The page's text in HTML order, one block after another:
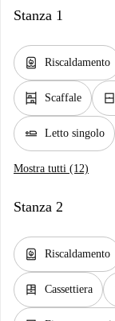
Stanza 1
water_heater Riscaldamento
shelves Scaffale window_closed
airline_seat_flat Letto singolo
Mostra tutti (12)
Stanza 2
water_heater Riscaldamento
dresser Cassettiera